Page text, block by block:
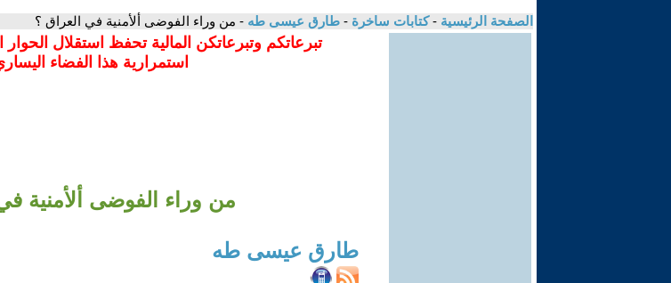
الصفحة الرئيسية -كتابات ساخرة - طارق عيسى طه - من وراء الفوضى ألأمنية في العراق ؟
تبرعاتكم وتبرعاتكن المالية تحفظ استقلال
استمرارية هذا الفضاء
من وراء الفوضى ألأمنية
طارق عيسى طه